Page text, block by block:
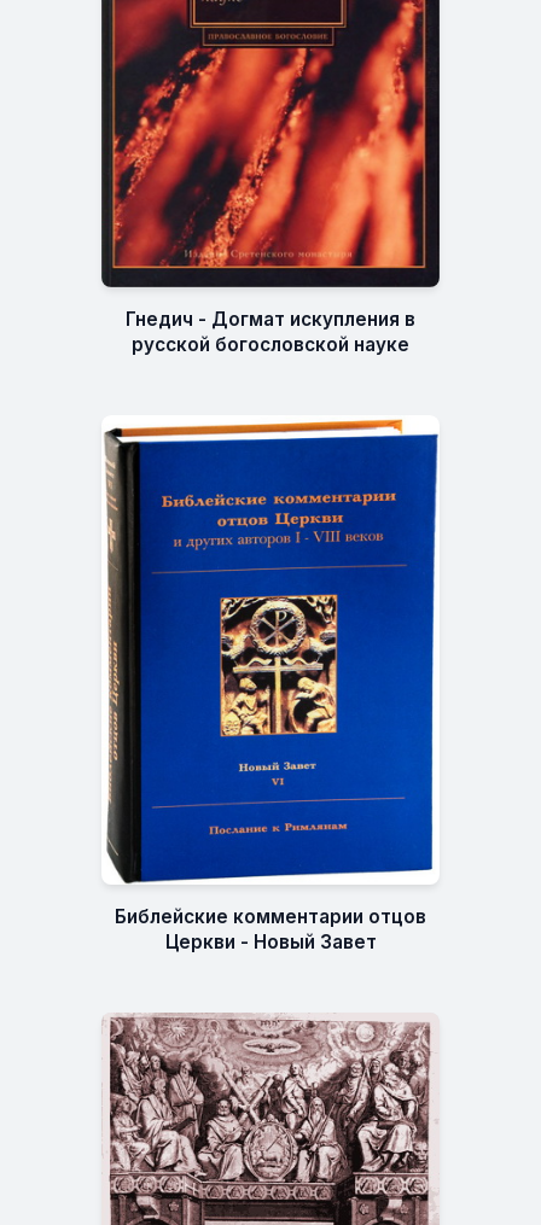
Гнедич - Догмат искупления в
русской богословской науке
Библейские комментарии отцов
Церкви - Новый Завет